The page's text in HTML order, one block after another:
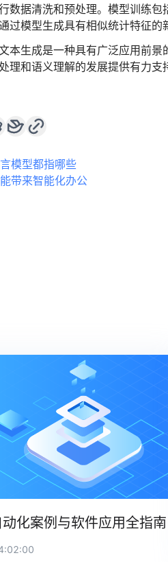
数据清洗和预处理。模型训练
过模型生成具有相似统计特征的
本生成是一种具有广泛应用前
理和语义理解的发展提供有力支
模型都指哪些
带来智能化办公
化案例与软件应用全指南